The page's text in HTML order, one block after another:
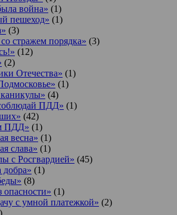
война» (1)
пешеход» (1)
(3)
со стражем порядка» (3)
(12)
(2)
Отечества» (1)
(1)
(4)
ПДД» (1)
(42)
ПДД» (1)
весна» (1)
слава» (1)
с Росгвардией» (45)
добра» (1)
(8)
опасности» (1)
с умной платежкой» (2)